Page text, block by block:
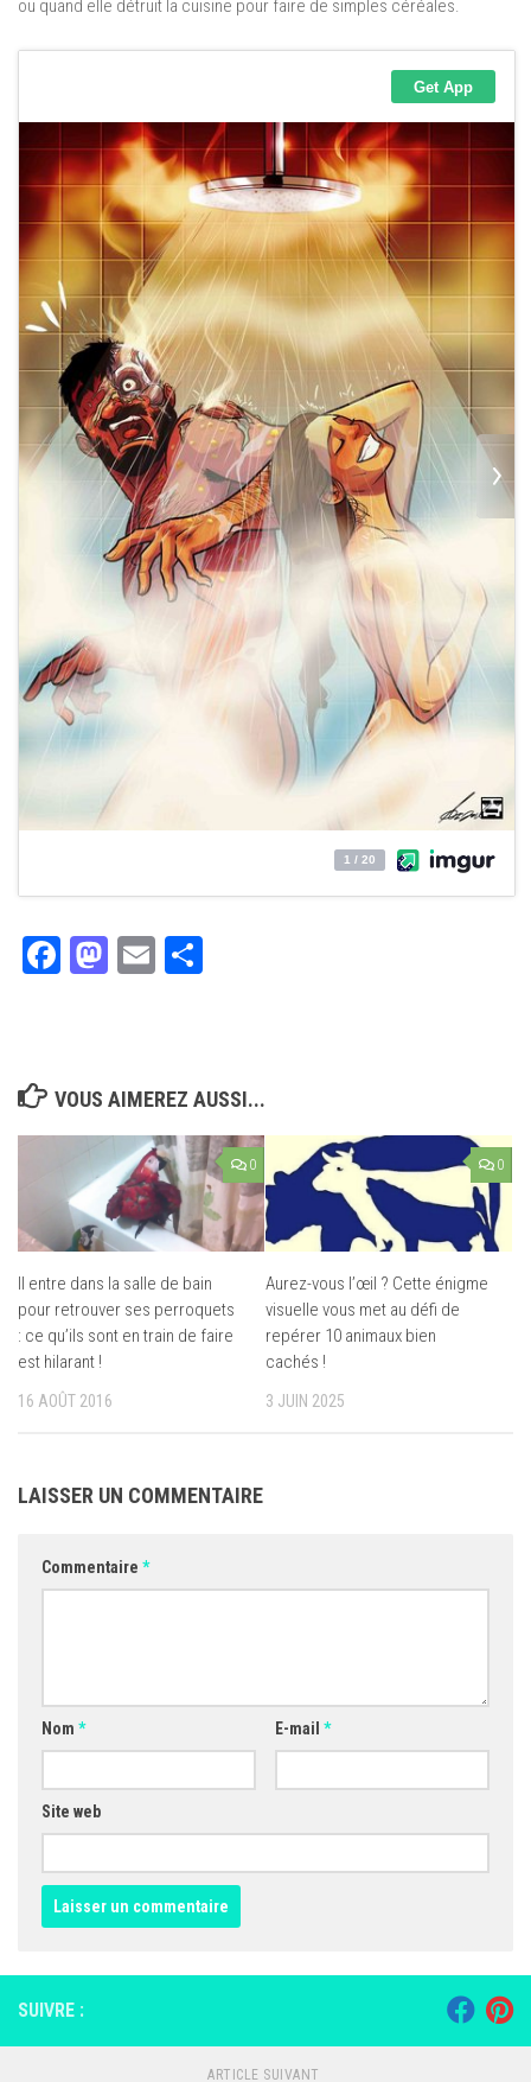
ou quand elle détruit la cuisine pour faire de simples céréales.
Facebook
Mastodon
Email
VOUS AIMEREZ AUSSI...
0
Il entre dans la salle de bain
pour retrouver ses perroquets
: ce qu’ils sont en train de faire
est hilarant !
16 AOÛT 2016
0
Aurez-vous l’œil ? Cette énigme
visuelle vous met au défi de
repérer 10 animaux bien
cachés !
3 JUIN 2025
LAISSER UN COMMENTAIRE
Commentaire *
Nom * E-mail *
Site web
SUIVRE :
ARTICLE SUIVANT